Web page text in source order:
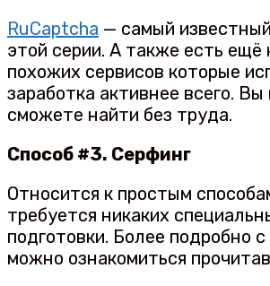
RuCaptcha — самый
этой серии. А также есть ещё
похожих сервисов которые
заработка активнее всего. Вы
сможете найти без труда.
Способ #3. Серфинг
Относится к простым
требуется никаких
подготовки. Более подробно
можно ознакомиться